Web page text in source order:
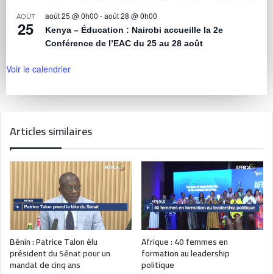
AOÛT
25
août 25 @ 0h00 -août 28 @ 0h00
Kenya – Éducation : Nairobi accueille la 2e
Conférence de l’EAC du 25 au 28 août
Voir le calendrier
Articles similaires
Bénin : Patrice Talon élu
président du Sénat pour un
mandat de cinq ans
Afrique : 40 femmes en
formation au leadership
politique